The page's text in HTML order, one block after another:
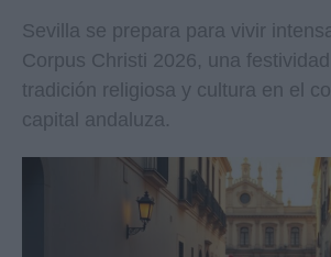
Sevilla se prepara para vivir
Corpus Christi 2026, una
tradición religiosa y cultura en el
capital andaluza.